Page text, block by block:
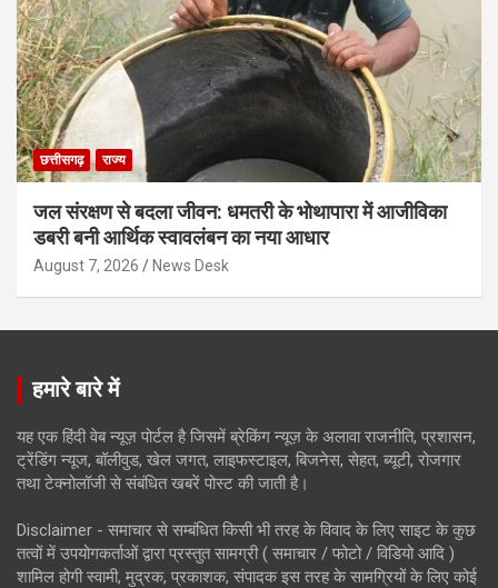
छत्तीसगढ़ राज्य
जल संरक्षण से बदला जीवन: धमतरी के भोथापारा में आजीविका
डबरी बनी आर्थिक स्वावलंबन का नया आधार
August 7, 2026 News Desk
हमारे बारे में
यह एक हिंदी वेब न्यूज़ पोर्टल है जिसमें ब्रेकिंग न्यूज़ के अलावा राजनीति, प्रशासन,
ट्रेंडिंग न्यूज, बॉलीवुड, खेल जगत, लाइफस्टाइल, बिजनेस, सेहत, ब्यूटी, रोजगार
तथा टेक्नोलॉजी से संबंधित खबरें पोस्ट की जाती है।
Disclaimer - समाचार से सम्बंधित किसी भी तरह के विवाद के लिए साइट के कुछ
तत्वों में उपयोगकर्ताओं द्वारा प्रस्तुत सामग्री ( समाचार / फोटो / विडियो आदि )
शामिल होगी स्वामी, मुद्रक, प्रकाशक, संपादक इस तरह के सामग्रियों के लिए कोई